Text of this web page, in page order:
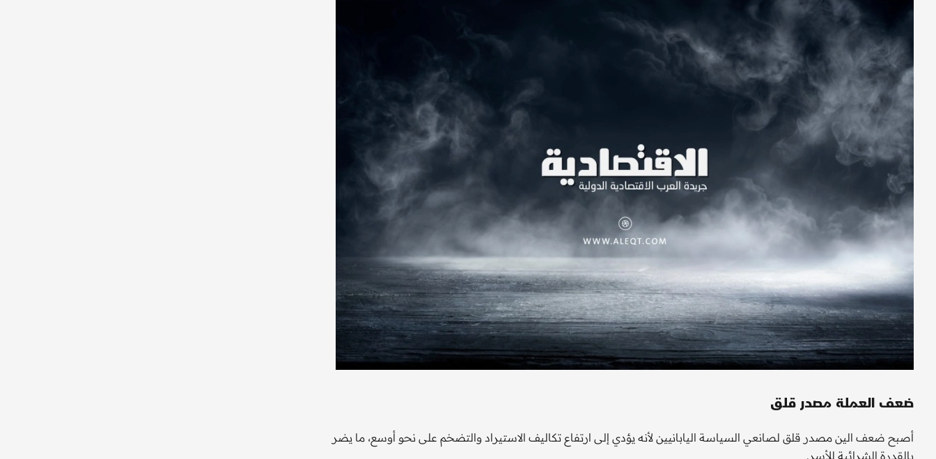
ضعف العملة مصدر قلق
أصبح ضعف الين مصدر قلق لصانعي السياسة اليابانيين لأنه يؤدي إلى ارتفاع تكاليف الاستيراد والتضخم على نحو أوسع، ما يضر
بالقدرة الشرائية للأسر.